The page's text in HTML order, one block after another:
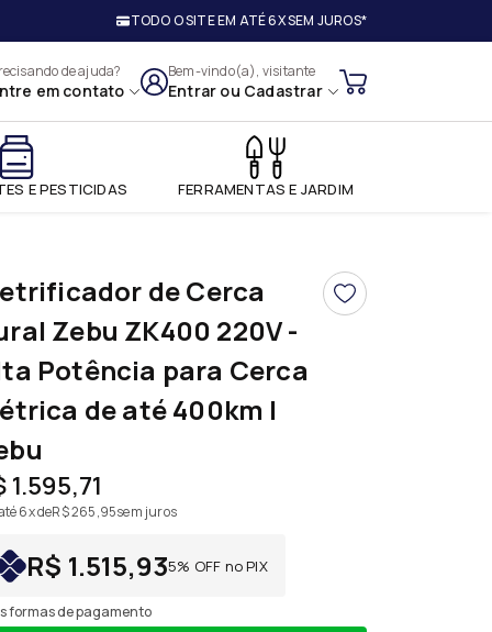
TODO O SITE EM ATÉ 6X SEM JUROS*
Ltda
de ajuda?
em contato
Bem-vindo(a), visitante
Entrar ou Cadastrar
E PESTICIDAS FERRAMENTAS E JARDIM
de Cerca
Zebu ZK400 220V -
Potência para Cerca
de até 400km |
1.595,71
6x deR$ 265,95sem juros
R$ 1.515,935% OFF no PIX
formas de pagamento